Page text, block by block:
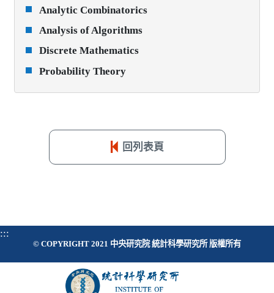
Analytic Combinatorics
Analysis of Algorithms
Discrete Mathematics
Probability Theory
回列表頁
:::
© COPYRIGHT 2021 中央研究院 統計科學研究所 版權所有